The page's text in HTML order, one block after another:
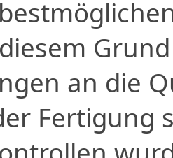
an die
Fertigung